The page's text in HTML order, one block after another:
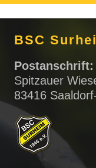
BSC
Postanschrift:
Spitzauer
83416